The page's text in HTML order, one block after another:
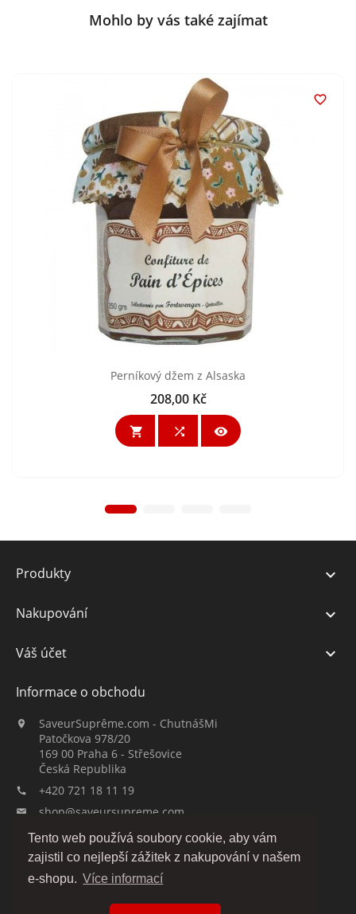
Tento web používá soubory cookie, aby vám
zajistil co nejlepší zážitek z nakupování v našem
e-shopu. Více informací
Mohlo by vás také zajímat

Perníkový džem z Alsaska
Cena
208,00 Kč
  
Produkty 
Nakupování 
Váš účet 
Informace o obchodu

SaveurSuprême.com - ChutnášMi
Patočkova 978/20
169 00 Praha 6 - Střešovice
Česká Republika
 +420 721 18 11 19
 shop@saveursupreme.com
Sledujte nás: